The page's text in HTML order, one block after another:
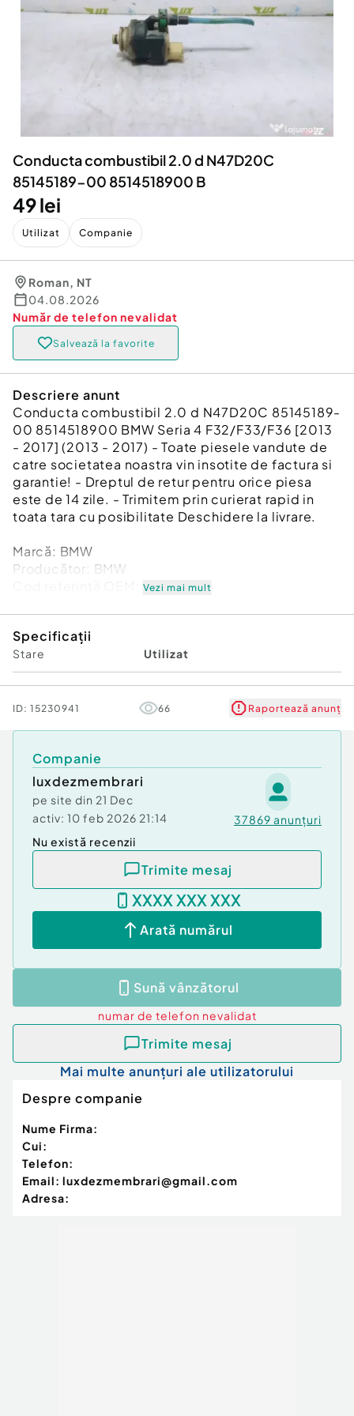
Animale de companie
Afaceri și echipamente profesionale
Inchiriere Bunuri si Vehicule
Utilaje agricole si industriale
Piese auto si accesorii
Conducta combustibil 2.0 d N47D20C
85145189-00 8514518900 B
49 lei
Utilizat Companie
Roman, NT
04.08.2026
Număr de telefon nevalidat
Salvează la favorite
Descriere anunt
Conducta combustibil 2.0 d N47D20C 85145189-
00 8514518900 BMW Seria 4 F32/F33/F36 [2013
- 2017] (2013 - 2017) - Toate piesele vandute de
catre societatea noastra vin insotite de factura si
garantie! - Dreptul de retur pentru orice piesa
este de 14 zile. - Trimitem prin curierat rapid in
toata tara cu posibilitate Deschidere la livrare.
Marcă: BMW
Producător: BMW
Cod referinţă OEM: 48424877
Garanție
Vezi mai mult
Specificații
Stare Utilizat
ID: 15230941 66 Raportează anunț
Companie
luxdezmembrari
pe site din 21 Dec
activ: 10 feb 2026 21:14 37869 anunțuri
Nu există recenzii
Trimite mesaj
XXXX XXX XXX
Arată numărul
Sună vânzătorul
numar de telefon nevalidat
Trimite mesaj
Mai multe anunțuri ale utilizatorului
Despre companie
Nume Firma:
Cui:
Telefon:
Email: luxdezmembrari@gmail.com
Adresa: